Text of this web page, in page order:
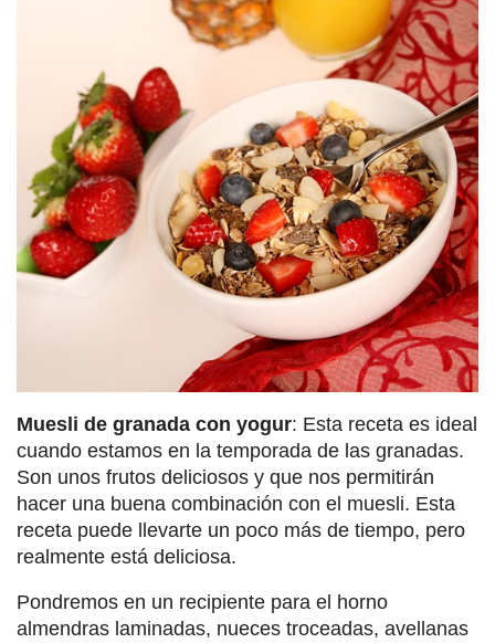
Muesli de granada con yogur: Esta receta es ideal
cuando estamos en la temporada de las granadas.
Son unos frutos deliciosos y que nos permitirán
hacer una buena combinación con el muesli. Esta
receta puede llevarte un poco más de tiempo, pero
realmente está deliciosa.
Pondremos en un recipiente para el horno
almendras laminadas, nueces troceadas, avellanas